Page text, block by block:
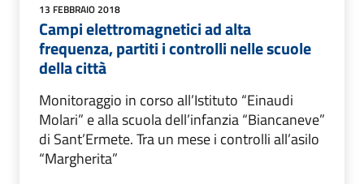
13 FEBBRAIO 2018
Campi elettromagnetici ad alta
frequenza, partiti i controlli nelle scuole
della città
Monitoraggio in corso all’Istituto “Einaudi
Molari” e alla scuola dell’infanzia “Biancaneve”
di Sant’Ermete. Tra un mese i controlli all’asilo
“Margherita”